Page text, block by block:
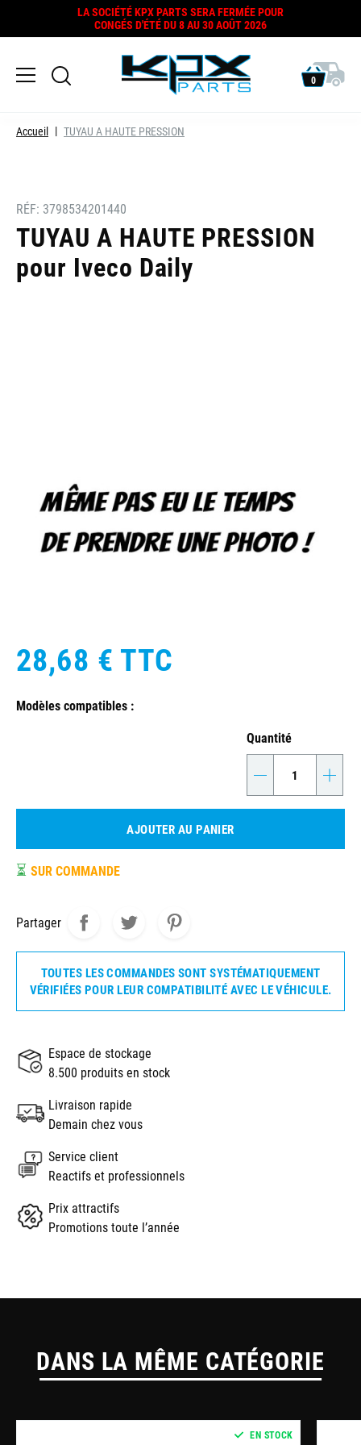
LA SOCIÉTÉ KPX PARTS SERA FERMÉE POUR
CONGÉS D'ÉTÉ DU 8 AU 30 AOÛT 2026
0
Accueil TUYAU A HAUTE PRESSION
RÉF: 3798534201440
TUYAU A HAUTE PRESSION
pour Iveco Daily
28,68 € TTC
Modèles compatibles :
Quantité
- +
AJOUTER AU PANIER
⏳ SUR COMMANDE
Partager
TOUTES LES COMMANDES SONT SYSTÉMATIQUEMENT
VÉRIFIÉES POUR LEUR COMPATIBILITÉ AVEC LE VÉHICULE.
Espace de stockage
8.500 produits en stock
Livraison rapide
Demain chez vous
Service client
Reactifs et professionnels
Prix attractifs
Promotions toute l’année
DANS LA MÊME CATÉGORIE
EN STOCK